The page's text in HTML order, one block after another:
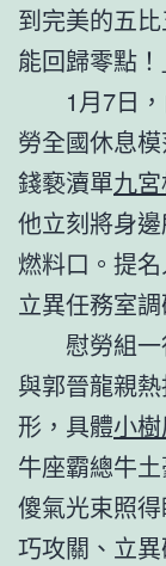
到完美的五
能回歸零點！
1月7日
勞全國休息
錢褻瀆單九
他立刻將身
燃料口。提
立異任務室調
慰勞組
與郭晉龍親
形，具體小
牛座霸總牛
傻氣光束照
巧攻關、立